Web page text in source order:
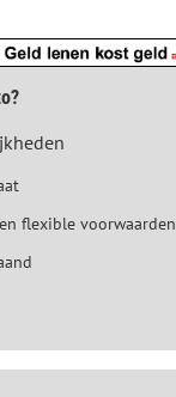
flexible voorwaarden